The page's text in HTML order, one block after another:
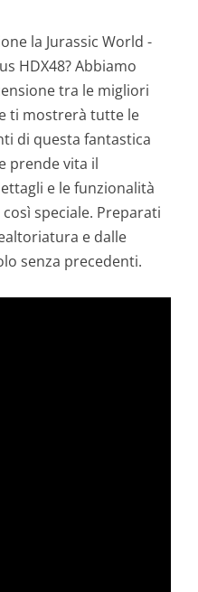
la Jurassic World -
HDX48? Abbiamo
tra le migliori
ti mostrerà tutte le
di questa fantastica
prende vita il
e le funzionalità
speciale. Preparati
e dalle
senza precedenti.